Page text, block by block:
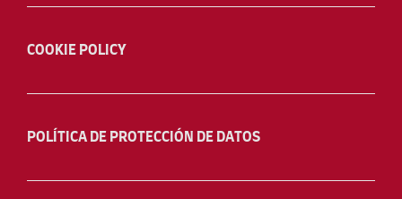
COOKIE POLICY
POLÍTICA DE PROTECCIÓN DE DATOS